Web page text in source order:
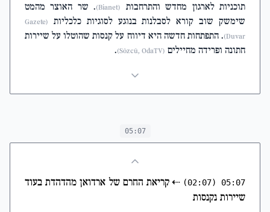
תוכניות לארגון מחדש והתרחבות
(Bianet)
. שר האוצר מהמט
שימשק שוב קורא לסבלנות בנוגע לסוגיות כלכליות
(Gazete
Duvar) . התפתחות חדשה היא דיווח על קנסות שהוטלו על שיירות
חתונה ופרידה מחיילים (Sözcü, OdaTV)
.
05:07
05:07
(02:07)
⇠קריאת החרם של ארדואן מהדהדת בעוד
שיירות נקנסות